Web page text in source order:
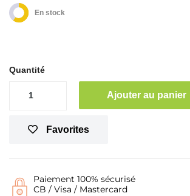
En stock
Quantité
Ajouter au panier
Favorites
Paiement 100% sécurisé
CB / Visa / Mastercard